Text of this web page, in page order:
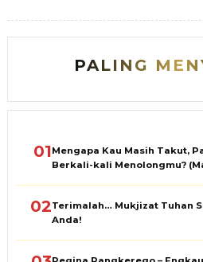
PALING
01Mengapa Kau Masih Takut,
Berkali-kali Menolongmu?
02Terimalah… Mukjizat Tuhan
Anda!